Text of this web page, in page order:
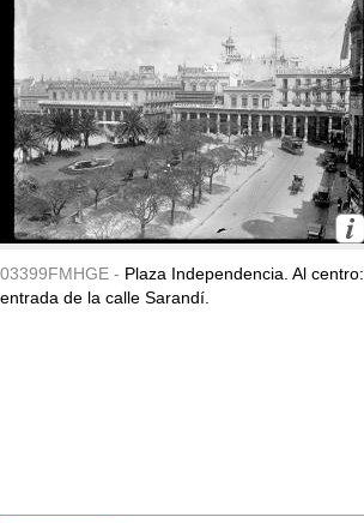
03399FMHGE - Plaza Independencia. Al centro:
entrada de la calle Sarandí.